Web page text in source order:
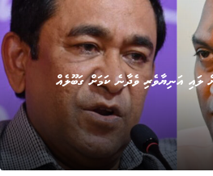
އަނިޔާވެރި ވެދާނެ ކަމަށް ގަބޫލެއް